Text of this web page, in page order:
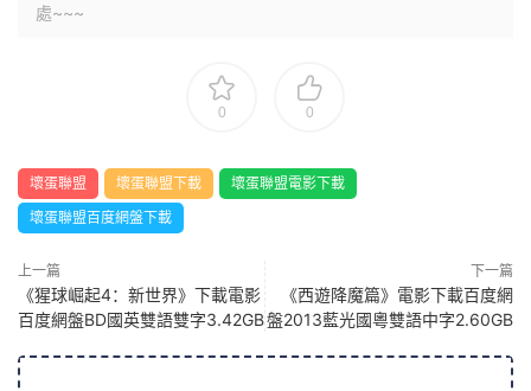
處~~~
0 0
壞蛋聯盟 壞蛋聯盟下載
壞蛋聯盟電影下載
壞蛋聯盟百度網盤下載
上一篇
《猩球崛起4：新世界》下載電影
百度網盤BD國英雙語雙字3.42GB
下一篇
《西遊降魔篇》電影下載百度網
盤2013藍光國粵雙語中字2.60GB